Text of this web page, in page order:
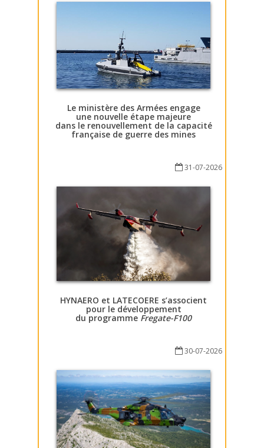
Le ministère des Armées engage
une nouvelle étape majeure
dans le renouvellement de la capacité
française de guerre des mines
31-07-2026
HYNAERO et LATECOERE s’associent
pour le développement
du programme Fregate-F100
30-07-2026